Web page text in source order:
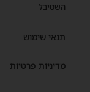
השטיבל
תנאי שימוש
מדיניות פרטיות